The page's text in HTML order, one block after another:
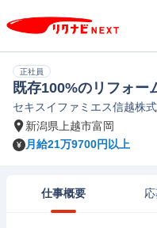
正社員
既存100%のリフォー
セキスイファミエス信越株
新潟県上越市富岡
月給21万9700円以上
仕事概要